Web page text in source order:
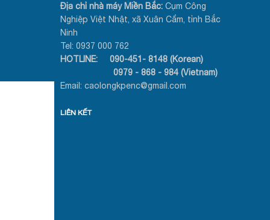
Địa chỉ nhà máy Miền Bắc: Cụm Công
Nghiệp Việt Nhật, xã Xuân Cẩm, tỉnh Bắc
Ninh
Tel: 0937 000 762
HOTLINE: 090-451- 8148 (Korean)
0979 - 868 - 984 (Vietnam)
Email: caolongkpenc@gmail.com
LIÊN KẾT